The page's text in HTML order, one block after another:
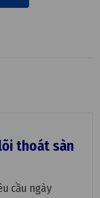
thoát sàn
cầu ngày